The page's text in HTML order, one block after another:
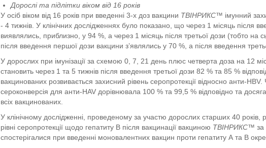
Дорослі та підлітки віком від 16 років
У осіб віком від 16 років при введенні 3-х доз вакцини ТВІНРИКС™ імунний
- 4 тижнів. У клінічних дослідженнях було показано, що через 1 місяць після
виявлялись, приблизно, у 94 %, а через 1 місяць після третьої дози (тобто
після введення першої дози вакцини з’являлись у 70 %, а після введення
У дорослих при імунізації за схемою 0, 7, 21 день плюс четверта доза на 12
становить через 1 та 5 тижнів після введення третьої дози 82 % та 85 %
вакцинованих розвивається захисний рівень серопротекції відносно анти-
сероконверсія для анти-HAV дорівнювала 100 % та 99,5 % відповідно та
всіх вакцинованих.
У клінічному дослідженні, проведеному за участю дорослих старших 40 років,
рівні серопротекції щодо гепатиту В після вакцинації вакциною ТВІНРИКС™
спостерігалися при введенні моновалентних вакцин проти гепатиту А та В